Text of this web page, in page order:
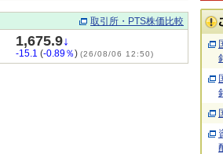
取引所・PTS株価比較
1,675.9↓
-15.1 (-0.89％) (26/08/06 12:50)